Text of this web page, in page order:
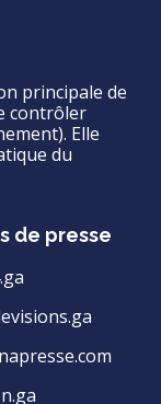
principale de
contrôler
Elle
du
de presse